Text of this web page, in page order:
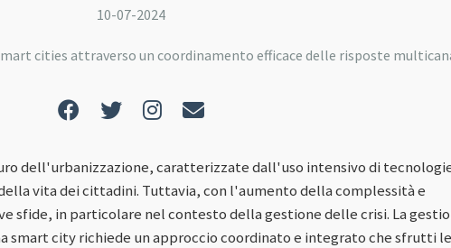
10-07-2024
cities attraverso un coordinamento efficace delle risposte
dell'urbanizzazione, caratterizzate dall'uso intensivo di
vita dei cittadini. Tuttavia, con l'aumento della complessità e
sfide, in particolare nel contesto della gestione delle crisi. La
smart city richiede un approccio coordinato e integrato che sfrutti le